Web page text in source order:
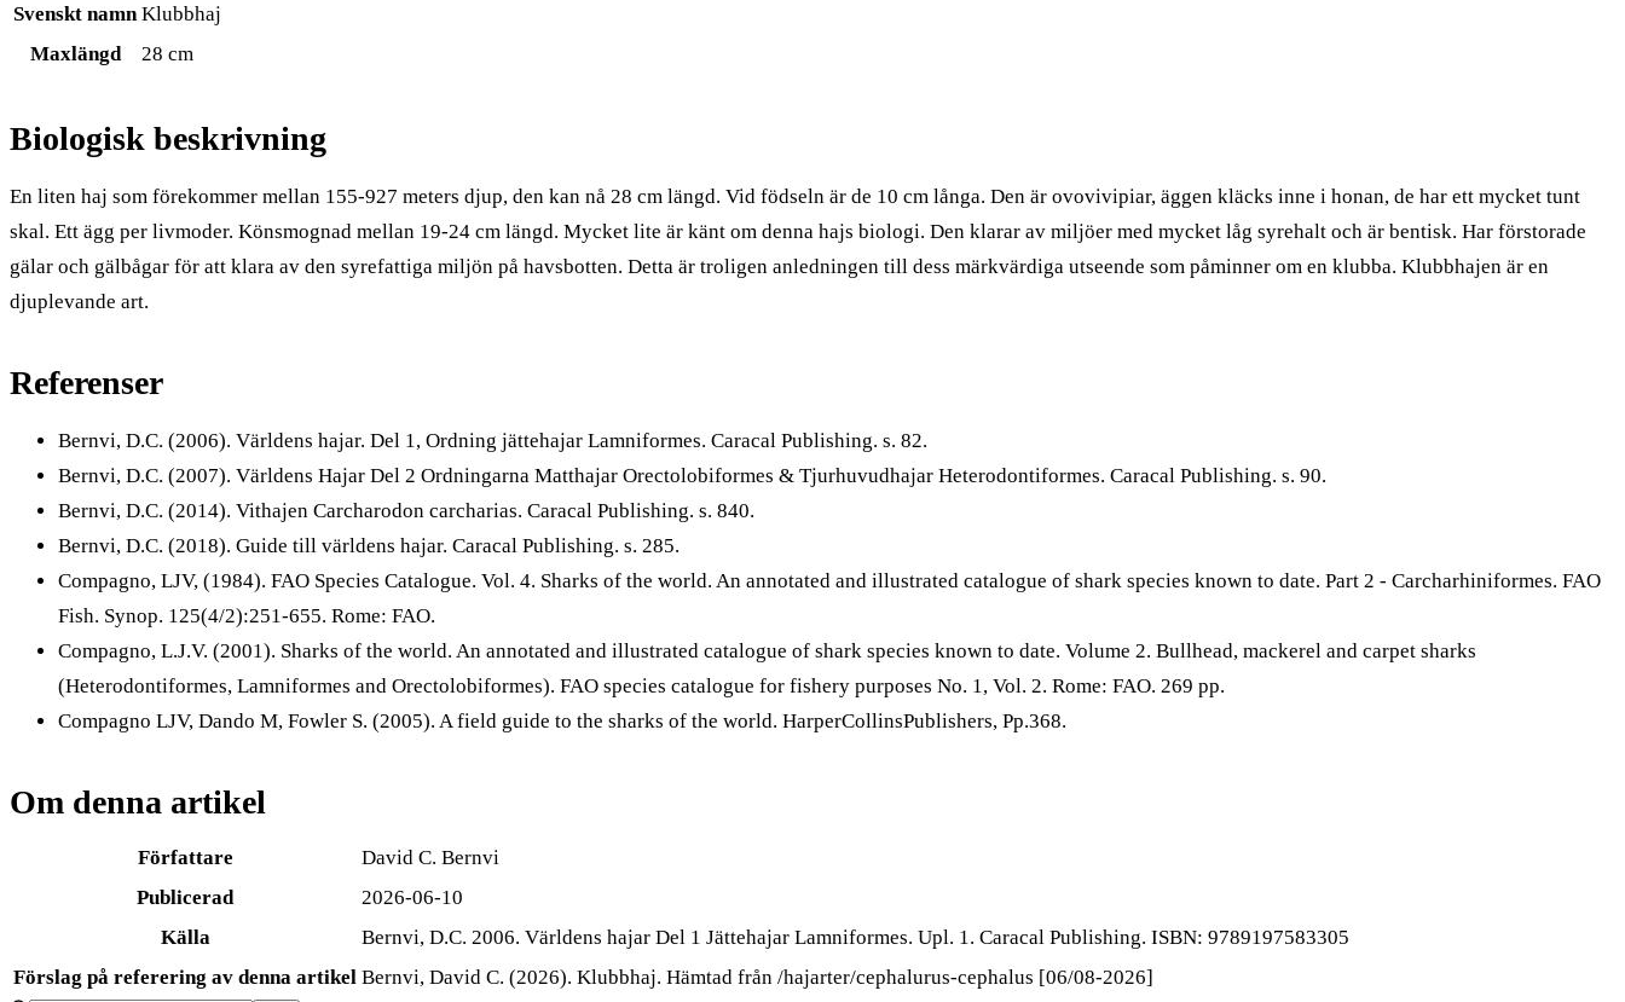
Svenskt namn Klubbhaj
Maxlängd
28 cm
Biologisk beskrivning
En liten haj som förekommer mellan 155-927 meters djup, den kan nå 28 cm längd. Vid födseln är de 10 cm långa. Den är ovovivipiar, äggen kläcks inne i honan, de har ett mycket tunt
skal. Ett ägg per livmoder. Könsmognad mellan 19-24 cm längd. Mycket lite är känt om denna hajs biologi. Den klarar av miljöer med mycket låg syrehalt och är bentisk. Har förstorade
gälar och gälbågar för att klara av den syrefattiga miljön på havsbotten. Detta är troligen anledningen till dess märkvärdiga utseende som påminner om en klubba. Klubbhajen är en
djuplevande art.
Referenser
Bernvi, D.C. (2006). Världens hajar. Del 1, Ordning jättehajar Lamniformes. Caracal Publishing. s. 82.
Bernvi, D.C. (2007). Världens Hajar Del 2 Ordningarna Matthajar Orectolobiformes & Tjurhuvudhajar Heterodontiformes. Caracal Publishing. s. 90.
Bernvi, D.C. (2014). Vithajen Carcharodon carcharias. Caracal Publishing. s. 840.
Bernvi, D.C. (2018). Guide till världens hajar. Caracal Publishing. s. 285.
Compagno, LJV, (1984). FAO Species Catalogue. Vol. 4. Sharks of the world. An annotated and illustrated catalogue of shark species known to date. Part 2 - Carcharhiniformes. FAO
Fish. Synop. 125(4/2):251-655. Rome: FAO.
Compagno, L.J.V. (2001). Sharks of the world. An annotated and illustrated catalogue of shark species known to date. Volume 2. Bullhead, mackerel and carpet sharks
(Heterodontiformes, Lamniformes and Orectolobiformes). FAO species catalogue for fishery purposes No. 1, Vol. 2. Rome: FAO. 269 pp.
Compagno LJV, Dando M, Fowler S. (2005). A field guide to the sharks of the world. HarperCollinsPublishers, Pp.368.
Om denna artikel
Författare
David C. Bernvi
Publicerad
2026-06-10
Källa
Bernvi, D.C. 2006. Världens hajar Del 1 Jättehajar Lamniformes. Upl. 1. Caracal Publishing. ISBN: 9789197583305
Förslag på referering av denna artikel Bernvi, David C. (2026). Klubbhaj. Hämtad från /hajarter/cephalurus-cephalus [06/08-2026]